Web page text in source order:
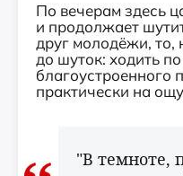
По вечерам здесь
и продолжает
друг молодёжи, то,
до шуток: ходить
благоустроенного
практически на
"В темноте,